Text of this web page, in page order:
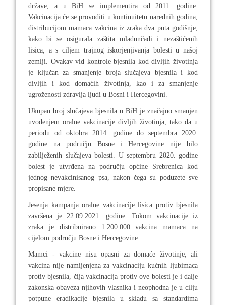
države, a u BiH se implementira od 2011. godine.
Vakcinacija će se provoditi u kontinuitetu narednih godina,
distribucijom mamaca vakcina iz zraka dva puta godišnje,
kako bi se osigurala zaštita mladunčadi i nezaštićenih
lisica, a s ciljem trajnog iskorjenjivanja bolesti u našoj
zemlji. Ovakav vid kontrole bjesnila kod divljih životinja
je ključan za smanjenje broja slučajeva bjesnila i kod
divljih i kod domaćih životinja, kao i za smanjenje
ugroženosti zdravlja ljudi u Bosni i Hercegovini.
Ukupan broj slučajeva bjesnila u BiH je značajno smanjen
uvođenjem oralne vakcinacije divljih životinja, tako da u
periodu od oktobra 2014. godine do septembra 2020.
godine na području Bosne i Hercegovine nije bilo
zabilježenih slučajeva bolesti. U septembru 2020. godine
bolest je utvrđena na području općine Srebrenica kod
jednog nevakcinisanog psa, nakon čega su poduzete sve
propisane mjere.
Jesenja kampanja oralne vakcinacije lisica protiv bjesnila
završena je 22.09.2021. godine. Tokom vakcinacije iz
zraka je distribuirano 1.200.000 vakcina mamaca na
cijelom području Bosne i Hercegovine.
Mamci - vakcine nisu opasni za domaće životinje, ali
vakcina nije namijenjena za vakcinaciju kućnih ljubimaca
protiv bjesnila, čija vakcinacija protiv ove bolesti je i dalje
zakonska obaveza njihovih vlasnika i neophodna je u cilju
potpune eradikacije bjesnila u skladu sa standardima